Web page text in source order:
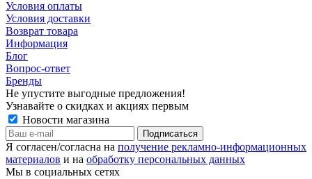
Условия оплаты
Условия доставки
Возврат товара
Информация
Блог
Вопрос-ответ
Бренды
Не упустите выгодные предложения!
Узнавайте о скидках и акциях первым
Новости магазина
Я согласен/согласна на получение рекламно-информационных
материалов и на обработку персональных данных
Мы в социальных сетях